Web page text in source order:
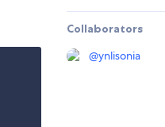
Collaborators
@ynlisonia